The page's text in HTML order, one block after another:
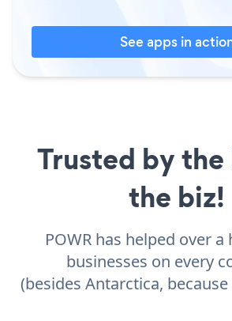
See apps in
Trusted by
the biz!
POWR has helped over
businesses on every
(besides Antarctica,